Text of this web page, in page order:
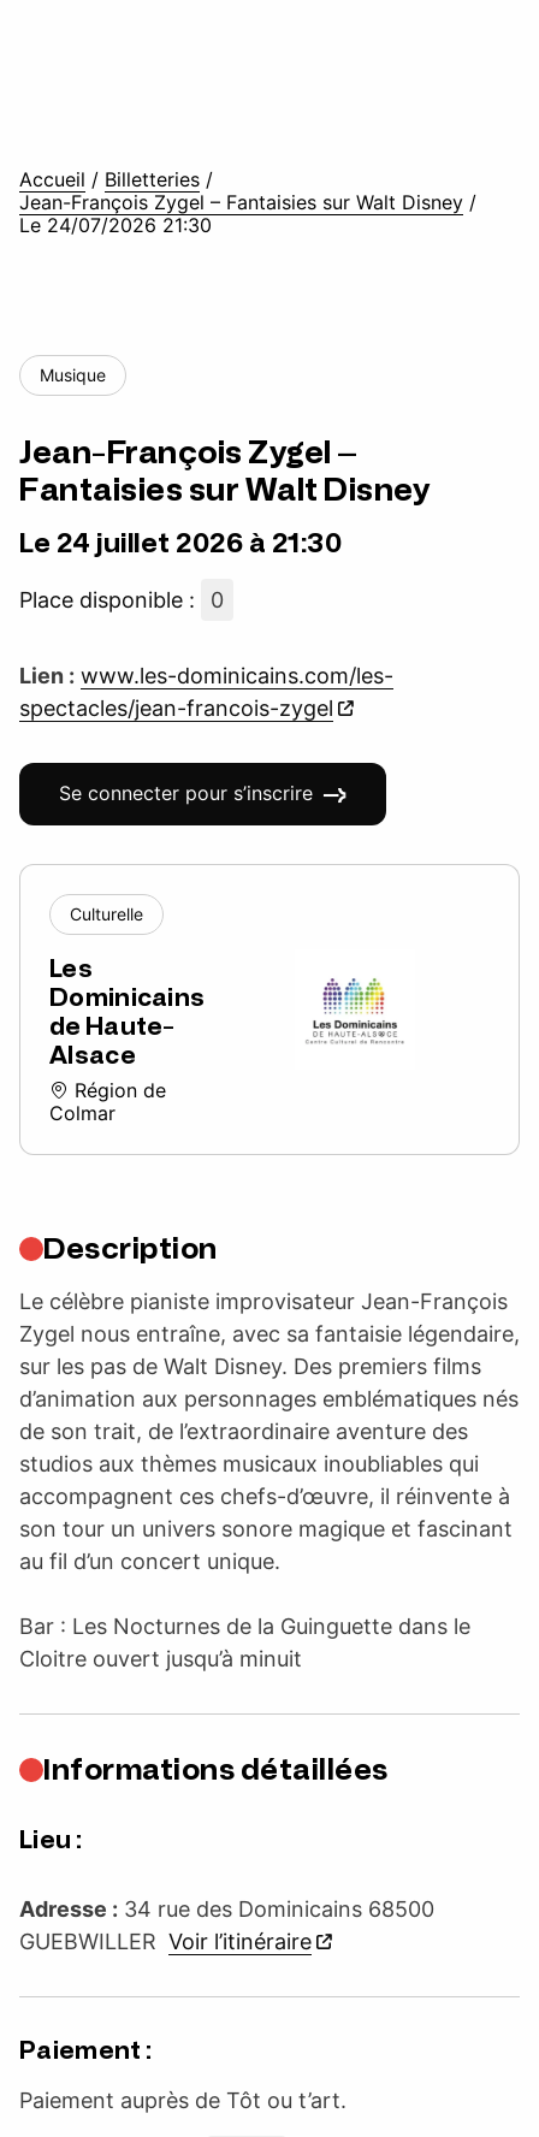
Accueil / Billetteries /
Jean-François Zygel – Fantaisies sur Walt Disney /
Le 24/07/2026 21:30
Musique
Jean-François Zygel –
Fantaisies sur Walt Disney
Le 24 juillet 2026 à 21:30
Place disponible : 0
Lien : www.les-dominicains.com/les-
spectacles/jean-francois-zygel
Se connecter pour s’inscrire
Culturelle
Les
Dominicains
de Haute-
Alsace
Région de
Colmar
Description
Le célèbre pianiste improvisateur Jean-François
Zygel nous entraîne, avec sa fantaisie légendaire,
sur les pas de Walt Disney. Des premiers films
d’animation aux personnages emblématiques nés
de son trait, de l’extraordinaire aventure des
studios aux thèmes musicaux inoubliables qui
accompagnent ces chefs-d’œuvre, il réinvente à
son tour un univers sonore magique et fascinant
au fil d’un concert unique.
Bar : Les Nocturnes de la Guinguette dans le
Cloitre ouvert jusqu’à minuit
Informations détaillées
Lieu :
Adresse : 34 rue des Dominicains 68500
GUEBWILLER Voir l’itinéraire
Paiement :
Paiement auprès de Tôt ou t’art.